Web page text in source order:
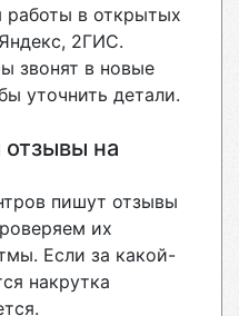
работы в открытых
2ГИС.
звонят в новые
уточнить детали.
отзывы на
пишут отзывы
их
Если за какой-
накрутка